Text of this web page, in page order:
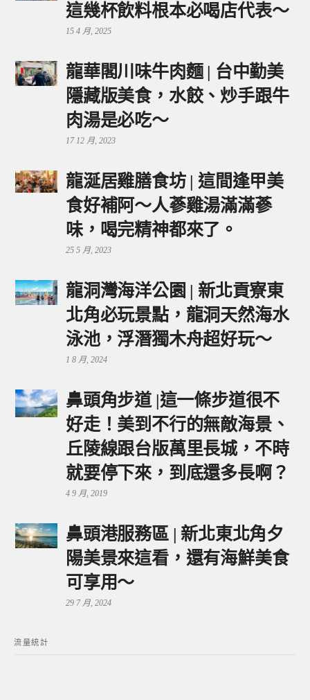
這幾杯飲料根本必喝店代表～
15 4 月, 2025
龍華閣川味牛肉麵 | 台中勤美
隱藏版美食，水餃、炒手跟牛
肉湯是必吃～
17 12 月, 2023
龍涎居雞膳食坊 | 這間逢甲美
食好補阿～人蔘雞湯滿滿蔘
味，喝完精神都來了。
25 5 月, 2023
龍洞灣海洋公園 | 新北貢寮東
北角必玩景點，龍洞天然海水
泳池，浮潛獨木舟超好玩～
1 8 月, 2024
鼻頭角步道 |這一條步道很不
好走！美到不行的無敵海景、
丘陵線跟台版萬里長城，不時
就要停下來，到底還多長啊？
4 9 月, 2019
鼻頭港服務區 | 新北東北角夕
陽美景來這看，還有海鮮美食
可享用～
29 7 月, 2024
流量統計